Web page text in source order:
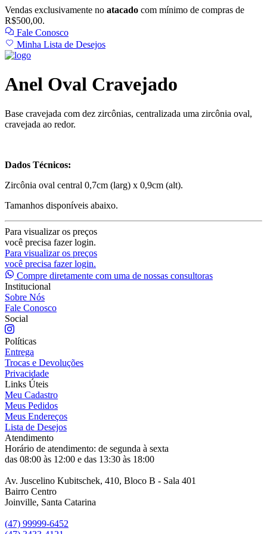
Vendas exclusivamente no atacado com mínimo de compras de
R$500,00.
Fale Conosco
Minha Lista de Desejos
Anel Oval Cravejado
Base cravejada com dez zircônias, centralizada uma zircônia oval,
cravejada ao redor.
Dados Técnicos:
Zircônia oval central 0,7cm (larg) x 0,9cm (alt).
Tamanhos disponíveis abaixo.
Para visualizar os preços
você precisa fazer login.
Para visualizar os preços
você precisa fazer login.
Compre diretamente com uma de nossas consultoras
Institucional
Sobre Nós
Fale Conosco
Social
Políticas
Entrega
Trocas e Devoluções
Privacidade
Links Úteis
Meu Cadastro
Meus Pedidos
Meus Endereços
Lista de Desejos
Atendimento
Horário de atendimento: de segunda à sexta
das 08:00 às 12:00 e das 13:30 às 18:00
Av. Juscelino Kubitschek, 410, Bloco B - Sala 401
Bairro Centro
Joinville, Santa Catarina
(47) 99999-6452